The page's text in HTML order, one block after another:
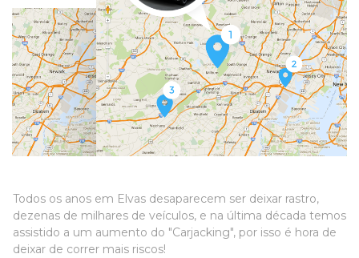
Todos os anos em Elvas desaparecem ser deixar rastro,
dezenas de milhares de veículos, e na última década temos
assistido a um aumento do "Carjacking", por isso é hora de
deixar de correr mais riscos!